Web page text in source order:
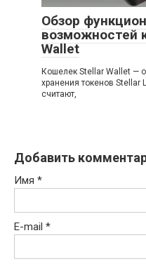
Обзор
возможностей
Wallet
Кошелек Stellar Wallet —
хранения токенов Stellar
считают,
Добавить
Имя *
E-mail *